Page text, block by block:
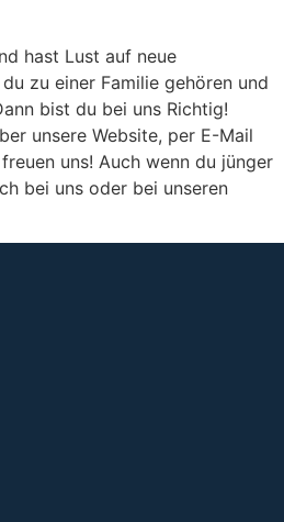
hast Lust auf neue
zu einer Familie gehören und
bist du bei uns Richtig!
unsere Website, per E-Mail
uns! Auch wenn du jünger
bei uns oder bei unseren